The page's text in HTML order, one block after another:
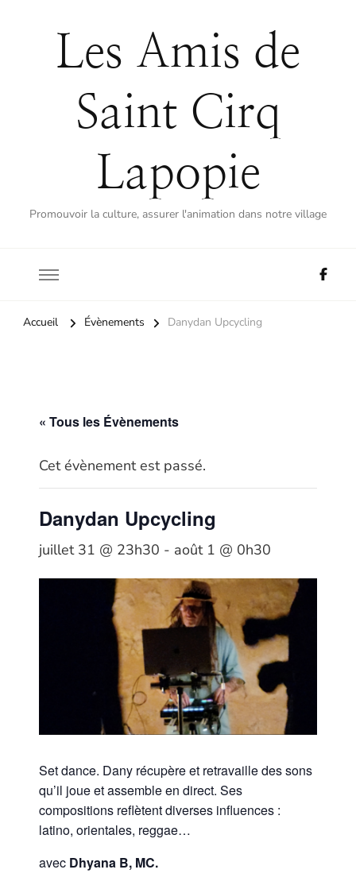
Les Amis de
Saint Cirq
Lapopie
Promouvoir la culture, assurer l'animation dans notre village
Accueil Évènements Danydan Upcycling
« Tous les Évènements
Cet évènement est passé.
Danydan Upcycling
juillet 31 @ 23h30 - août 1 @ 0h30
Set dance. Dany récupère et retravaille des sons
qu’il joue et assemble en direct. Ses
compositions reflètent diverses influences :
latino, orientales, reggae…
avec Dhyana B, MC.